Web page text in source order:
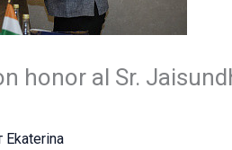
honor al Sr.
Ekaterina